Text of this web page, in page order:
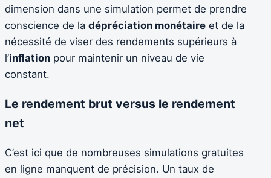
dimension dans une simulation permet de prendre
conscience de la dépréciation monétaire et de la
nécessité de viser des rendements supérieurs à
l’inflation pour maintenir un niveau de vie
constant.
Le rendement brut versus le rendement
net
C’est ici que de nombreuses simulations gratuites
en ligne manquent de précision. Un taux de